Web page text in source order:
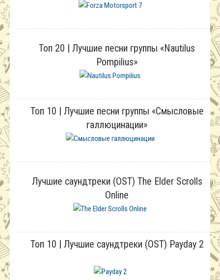
Топ 20 | Лучшие песни группы «Nautilus
Pompilius»
Топ 10 | Лучшие песни группы «Смысловые
галлюцинации»
Лучшие саундтреки (OST) The Elder Scrolls
Online
Топ 10 | Лучшие саундтреки (OST) Payday 2